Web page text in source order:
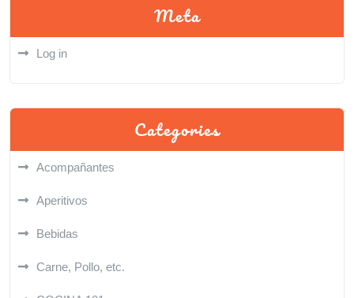
Meta
Log in
Categories
Acompañantes
Aperitivos
Bebidas
Carne, Pollo, etc.